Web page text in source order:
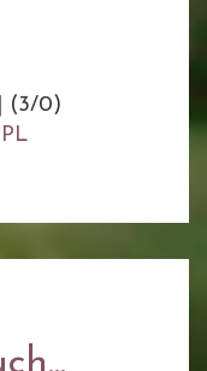
(3/0)
PL